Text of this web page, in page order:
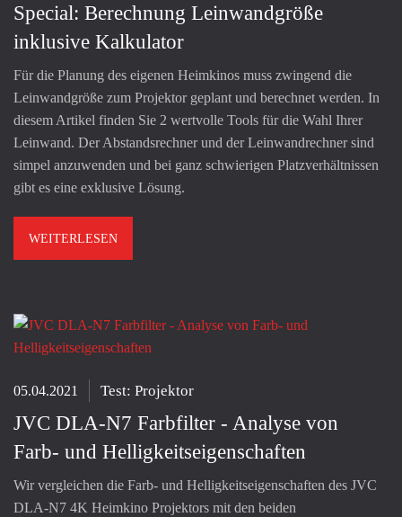
Special: Berechnung Leinwandgröße
inklusive Kalkulator
Für die Planung des eigenen Heimkinos muss zwingend die
Leinwandgröße zum Projektor geplant und berechnet werden. In
diesem Artikel finden Sie 2 wertvolle Tools für die Wahl Ihrer
Leinwand. Der Abstandsrechner und der Leinwandrechner sind
simpel anzuwenden und bei ganz schwierigen Platzverhältnissen
gibt es eine exklusive Lösung.
WEITERLESEN
05.04.2021 Test: Projektor
JVC DLA-N7 Farbfilter - Analyse von
Farb- und Helligkeitseigenschaften
Wir vergleichen die Farb- und Helligkeitseigenschaften des JVC
DLA-N7 4K Heimkino Projektors mit den beiden